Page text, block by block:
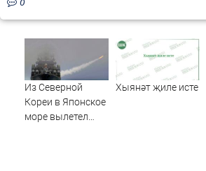
0
Из Северной
Кореи в Японское
море вылетел
Хыянәт җиле исте